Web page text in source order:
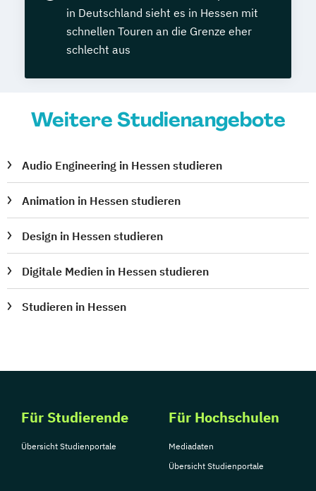
in Deutschland sieht es in Hessen mit
schnellen Touren an die Grenze eher
schlecht aus
Weitere Studienangebote
Audio Engineering in Hessen studieren
Animation in Hessen studieren
Design in Hessen studieren
Digitale Medien in Hessen studieren
Studieren in Hessen
Für Studierende
Übersicht Studienportale
Für Hochschulen
Mediadaten
Übersicht Studienportale